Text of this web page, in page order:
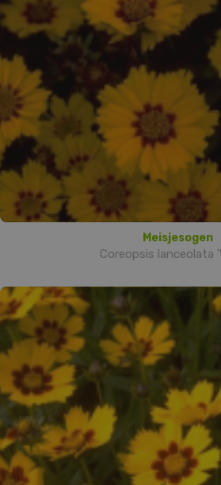
Meisjesogen
Coreopsis lanceolata